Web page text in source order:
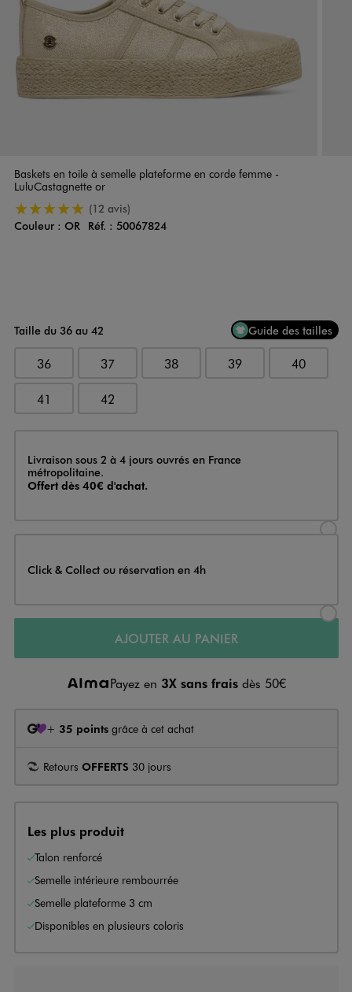
Baskets en toile à semelle plateforme en corde femme -
LuluCastagnette or
5/5 de moyenne(12 avis)
Couleur
Couleur : OR Réf. : 50067824
Taille du 36 au 42 Guide des tailles
36 37 38 39 40
41 42
Livraison
Livraison sous 2 à 4 jours ouvrés en France
métropolitaine.
Offert dès 40€ d'achat.
Click & Collect ou réservation en 4h
AJOUTER AU PANIER
Payez en 3X sans frais dès 50€
+ 35 points grâce à cet achat
Retours OFFERTS 30 jours
Les plus produit
Talon renforcé
Semelle intérieure rembourrée
Semelle plateforme 3 cm
Disponibles en plusieurs coloris